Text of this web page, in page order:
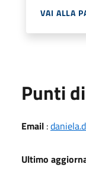
VAI ALLA
Punti
Email :
Ultimo